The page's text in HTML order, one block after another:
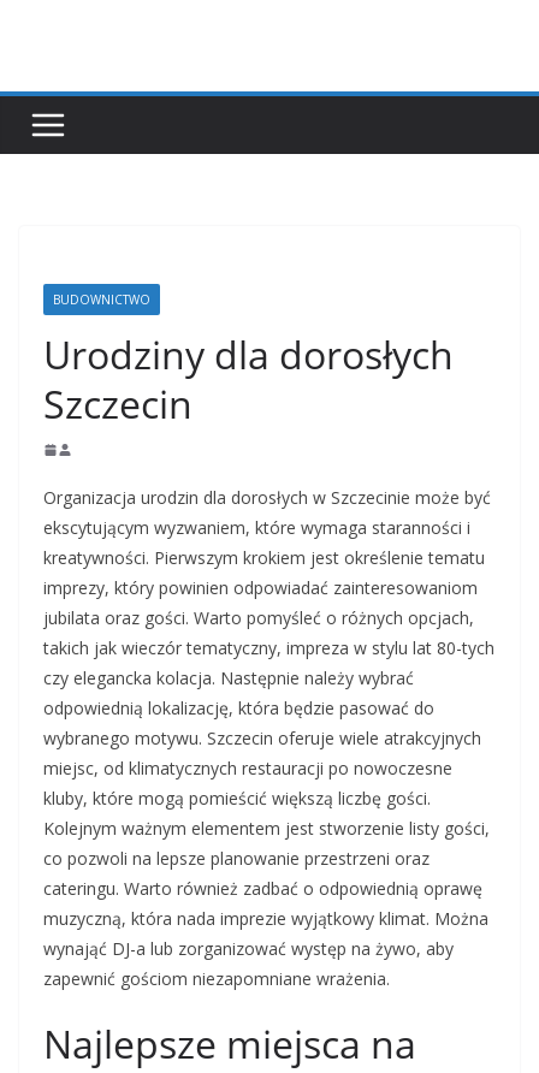
BUDOWNICTWO
Urodziny dla dorosłych
Szczecin
Organizacja urodzin dla dorosłych w Szczecinie może być
ekscytującym wyzwaniem, które wymaga staranności i
kreatywności. Pierwszym krokiem jest określenie tematu
imprezy, który powinien odpowiadać zainteresowaniom
jubilata oraz gości. Warto pomyśleć o różnych opcjach,
takich jak wieczór tematyczny, impreza w stylu lat 80-tych
czy elegancka kolacja. Następnie należy wybrać
odpowiednią lokalizację, która będzie pasować do
wybranego motywu. Szczecin oferuje wiele atrakcyjnych
miejsc, od klimatycznych restauracji po nowoczesne
kluby, które mogą pomieścić większą liczbę gości.
Kolejnym ważnym elementem jest stworzenie listy gości,
co pozwoli na lepsze planowanie przestrzeni oraz
cateringu. Warto również zadbać o odpowiednią oprawę
muzyczną, która nada imprezie wyjątkowy klimat. Można
wynająć DJ-a lub zorganizować występ na żywo, aby
zapewnić gościom niezapomniane wrażenia.
Najlepsze miejsca na